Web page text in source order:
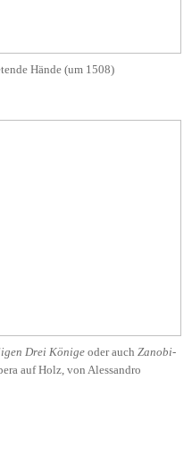
Hände (um 1508)
Drei Könige oder auch Zanobi-
auf Holz, von Alessandro